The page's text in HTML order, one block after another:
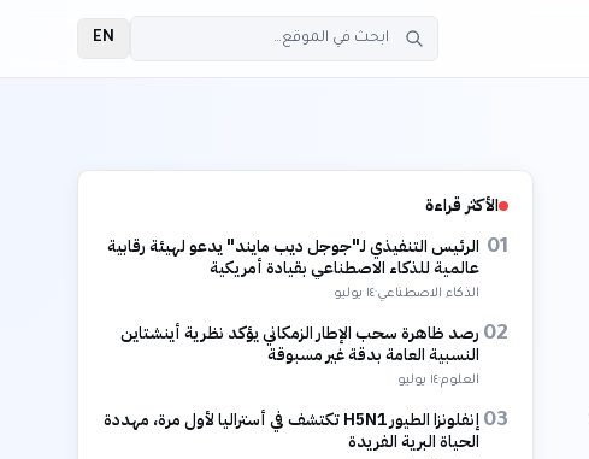
EN
الأكثر قراءة
01 الرئيس التنفيذي لـ"جوجل ديب مايند" يدعو لهيئة رقابية
عالمية للذكاء الاصطناعي بقيادة أمريكية
الذكاء الاصطناعي·١٤ يوليو
02 رصد ظاهرة سحب الإطار الزمكاني يؤكد نظرية أينشتاين
النسبية العامة بدقة غير مسبوقة
العلوم·١٤ يوليو
03
إنفلونزا الطيور H5N1 تكتشف في أستراليا لأول مرة، مهددة
الحياة البرية الفريدة